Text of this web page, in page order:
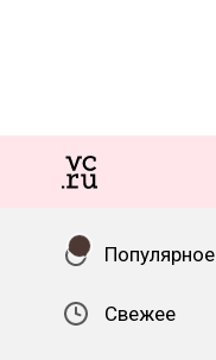
Популярное
Свежее